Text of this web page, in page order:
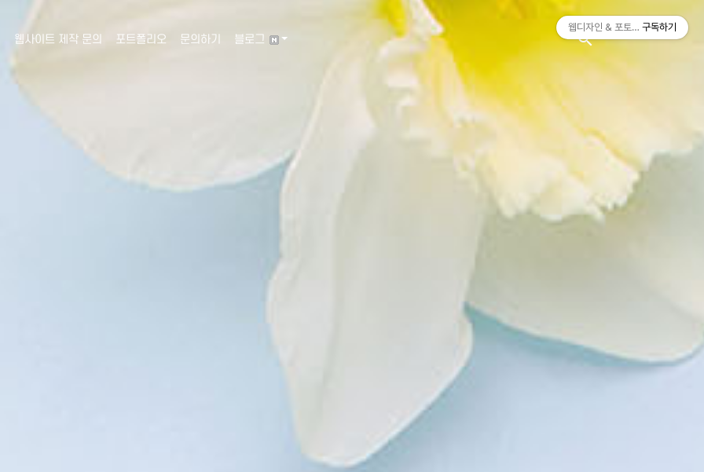
웹사이트 제작 문의 포트폴리오 문의하기 블로그 search
티스토리툴바
웹디자인 & 포토샵 구독하기